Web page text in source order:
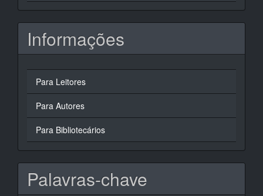
Informações
Para Leitores
Para Autores
Para Bibliotecários
Palavras-chave